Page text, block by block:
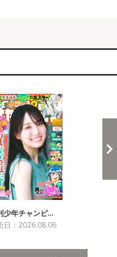
少年チャンピ…
日：2026.08.06